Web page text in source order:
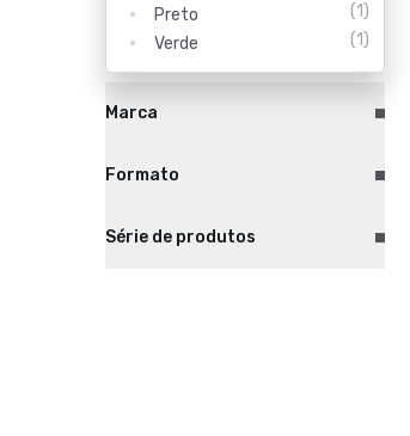
Preto
(1)
Verde
(1)
Marca
Formato
Série de produtos